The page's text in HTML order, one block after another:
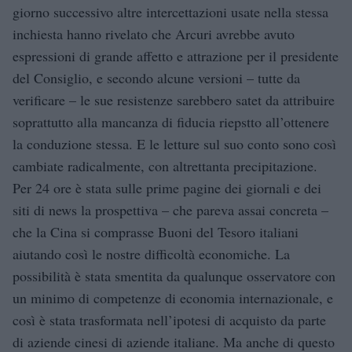
giorno successivo altre intercettazioni usate nella stessa
inchiesta hanno rivelato che Arcuri avrebbe avuto
espressioni di grande affetto e attrazione per il presidente
del Consiglio, e secondo alcune versioni – tutte da
verificare – le sue resistenze sarebbero satet da attribuire
soprattutto alla mancanza di fiducia riepstto all’ottenere
la conduzione stessa. E le letture sul suo conto sono così
cambiate radicalmente, con altrettanta precipitazione.
Per 24 ore è stata sulle prime pagine dei giornali e dei
siti di news la prospettiva – che pareva assai concreta –
che la Cina si comprasse Buoni del Tesoro italiani
aiutando così le nostre difficoltà economiche. La
possibilità è stata smentita da qualunque osservatore con
un minimo di competenze di economia internazionale, e
così è stata trasformata nell’ipotesi di acquisto da parte
di aziende cinesi di aziende italiane. Ma anche di questo